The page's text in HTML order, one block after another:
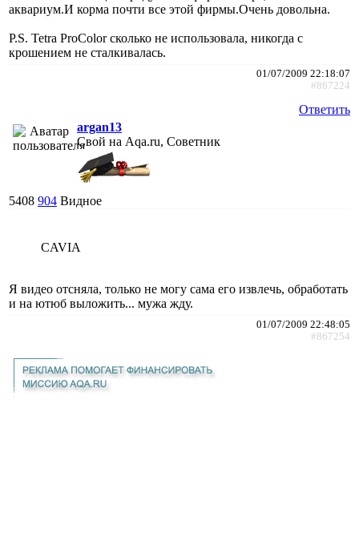
аквариум.И корма почти все этой фирмы.Очень довольна.
P.S. Tetra ProColor сколько не использовала, никогда с
крошением не сталкивалась.
01/07/2009 22:18:07
#867224
Ответить
argan13
Свой на Aqa.ru, Советник
5408 904 Видное
CAVIA
Я видео отсняла, только не могу сама его извлечь, обработать
и на ютюб выложить... мужа жду.
01/07/2009 22:48:05
#867254